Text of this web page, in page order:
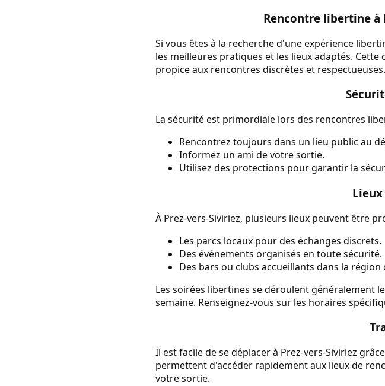
Rencontre libertine à
Si vous êtes à la recherche d'une expérience
les meilleures pratiques et les lieux adaptés.
propice aux rencontres discrètes et respectueuses.
La sécurité est primordiale lors des rencontres
Rencontrez toujours dans un lieu public au
Informez un ami de votre sortie.
Utilisez des protections pour garantir la
À Prez-vers-Siviriez, plusieurs lieux peuvent être
Les parcs locaux pour des échanges discrets.
Des événements organisés en toute sécurité.
Des bars ou clubs accueillants dans la région
Les soirées libertines se déroulent généralement
semaine. Renseignez-vous sur les horaires
Il est facile de se déplacer à Prez-vers-Siviriez
permettent d'accéder rapidement aux lieux de
votre sortie.